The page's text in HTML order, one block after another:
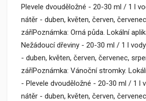
Plevele dvouděložné - 20-30 ml / 1 l
nátěr - duben, květen, červen,
záříPoznámka: Orná půda. Lokální
Nežádoucí dřeviny - 20-30 ml / 1 l
- duben, květen, červen, červenec,
záříPoznámka: Vánoční stromky.
- Plevele dvouděložné - 20-30 ml / 1 l
nátěr - duben, květen, červen,